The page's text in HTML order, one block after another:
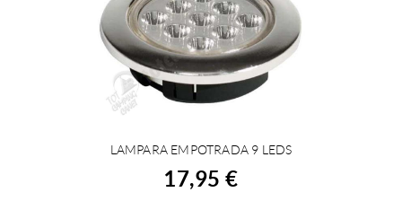
ACHETER
LAMPARA EMPOTRADA 9 LEDS
17,95 €